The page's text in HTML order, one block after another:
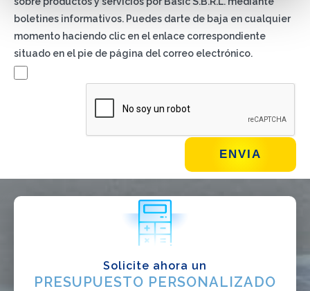
boletines informativos. Puedes darte de baja en cualquier
momento haciendo clic en el enlace correspondiente
situado en el pie de página del correo electrónico.
Solicite ahora un
PRESUPUESTO PERSONALIZADO
EPC
Distribuidor
Otro